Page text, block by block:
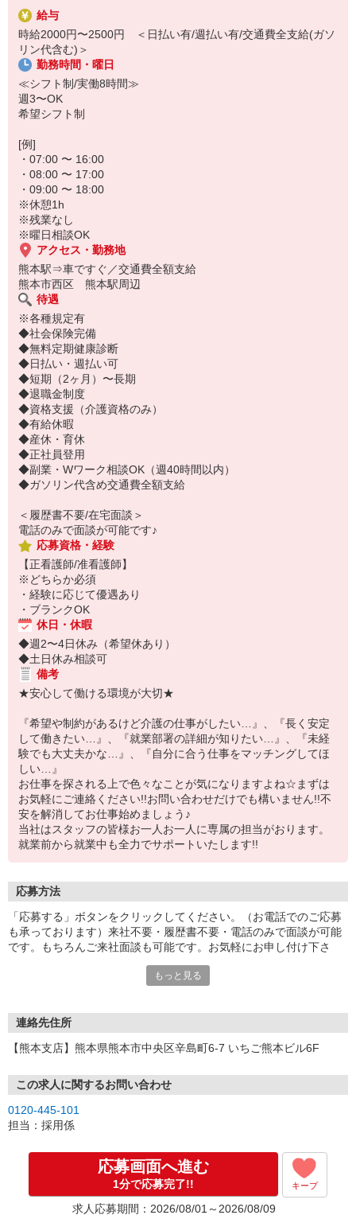
・服薬管理
・看護記録の作成 など
利用者様と会話する時間が長いので、一人ひとりとじっくり関われ
ます♪
「寄り添う看護」が好きな方、大歓迎！
気になった方はお気軽にご応募ください(＾0＾)
給与
時給2000円〜2500円 ＜日払い有/週払い有/交通費全支給(ガソ
リン代含む)＞
勤務時間・曜日
≪シフト制/実働8時間≫
週3〜OK
希望シフト制
[例]
・07:00 〜 16:00
・08:00 〜 17:00
・09:00 〜 18:00
※休憩1h
※残業なし
※曜日相談OK
アクセス・勤務地
熊本駅⇒車ですぐ／交通費全額支給
熊本市西区 熊本駅周辺
待遇
※各種規定有
◆社会保険完備
◆無料定期健康診断
◆日払い・週払い可
◆短期（2ヶ月）〜長期
◆退職金制度
◆資格支援（介護資格のみ）
◆有給休暇
◆産休・育休
◆正社員登用
◆副業・Wワーク相談OK（週40時間以内）
◆ガソリン代含め交通費全額支給
＜履歴書不要/在宅面談＞
電話のみで面談が可能です♪
応募資格・経験
【正看護師/准看護師】
※どちらか必須
・経験に応じて優遇あり
・ブランクOK
休日・休暇
◆週2〜4日休み（希望休あり）
◆土日休み相談可
備考
★安心して働ける環境が大切★
『希望や制約があるけど介護の仕事がしたい…』、『長く安定
して働きたい…』、『就業部署の詳細が知りたい…』、『未経
験でも大丈夫かな…』、『自分に合う仕事をマッチングしてほ
しい…』
お仕事を探される上で色々なことが気になりますよね☆まずは
お気軽にご連絡ください!!お問い合わせだけでも構いません!!不
安を解消してお仕事始めましょう♪
当社はスタッフの皆様お一人お一人に専属の担当がおります。
就業前から就業中も全力でサポートいたします!!
応募方法
「応募する」ボタンをクリックしてください。（お電話でのご応募
も承っております）来社不要・履歴書不要・電話のみで面談が可能
です。もちろんご来社面談も可能です。お気軽にお申し付け下さ
もっと見る
連絡先住所
【熊本支店】熊本県熊本市中央区辛島町6-7 いちご熊本ビル6F
この求人に関するお問い合わせ
0120-445-101
担当：採用係
応募画面へ進む
1分で応募完了!! キープ
求人応募期間：2026/08/01～2026/08/09